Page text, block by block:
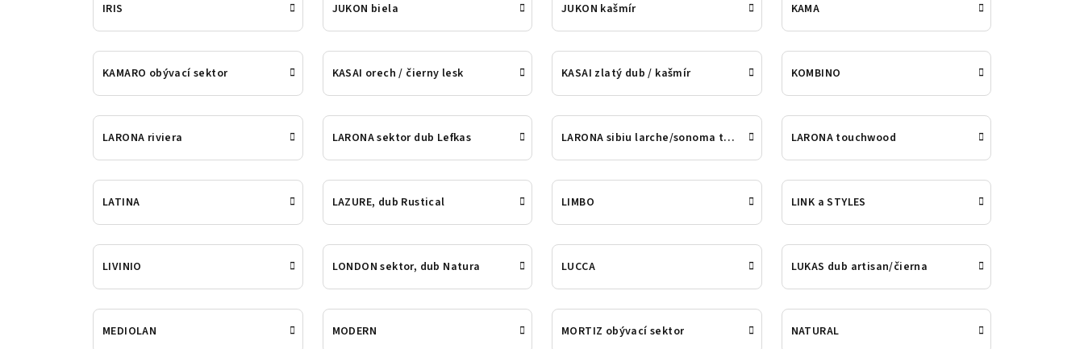
IRIS JUKON biela JUKON kašmír KAMA
KAMARO obývací sektor KASAI orech / čierny lesk KASAI zlatý dub / kašmír KOMBINO
LARONA riviera LARONA sektor dub Lefkas LARONA sibiu larche/sonoma trufe LARONA touchwood
LATINA LAZURE, dub Rustical LIMBO LINK a STYLES
LIVINIO LONDON sektor, dub Natura LUCCA LUKAS dub artisan/čierna
MEDIOLAN MODERN MORTIZ obývací sektor NATURAL